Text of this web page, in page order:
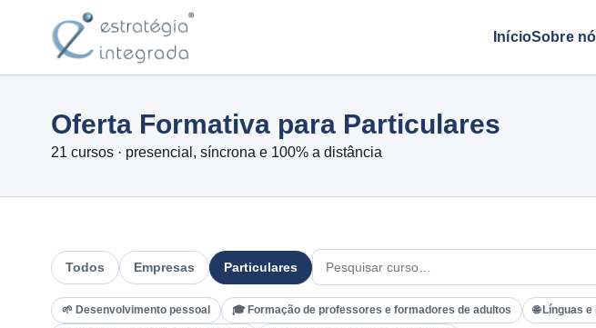
InícioSobre
Oferta Formativa para Particulares
21 cursos · presencial, síncrona e 100% a distância
Todos Empresas Particulares
🌱 Desenvolvimento pessoal 🎓 Formação de professores e formadores de adultos 🌐 Línguas